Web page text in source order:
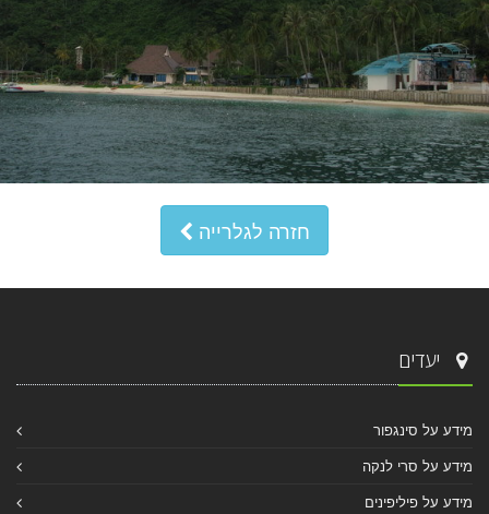
חזרה לגלרייה
יעדים
מידע על סינגפור
מידע על סרי לנקה
מידע על פיליפינים